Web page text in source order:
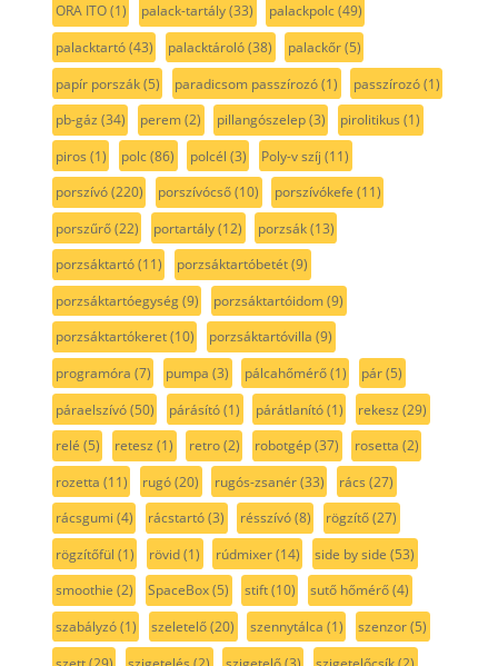
ORA ITO(1) palack-tartály(33) palackpolc(49)
palacktartó(43) palacktároló(38) palackőr(5)
papír porszák(5) paradicsom passzírozó(1) passzírozó(1)
pb-gáz (34) perem(2) pillangószelep(3) pirolitikus (1)
piros (1) polc(86) polcél (3) Poly-v szíj (11)
porszívó(220) porszívócső(10) porszívókefe (11)
porszűrő(22) portartály(12) porzsák(13)
porzsáktartó(11) porzsáktartóbetét(9)
porzsáktartóegység(9) porzsáktartóidom(9)
porzsáktartókeret(10) porzsáktartóvilla (9)
programóra (7) pumpa (3) pálcahőmérő(1) pár(5)
páraelszívó(50) párásító(1) párátlanító(1) rekesz (29)
relé (5) retesz (1) retro(2) robotgép(37) rosetta (2)
rozetta (11) rugó(20) rugós-zsanér(33) rács (27)
rácsgumi (4) rácstartó(3) résszívó(8) rögzítő(27)
rögzítőfül (1) rövid(1) rúdmixer(14) side by side (53)
smoothie (2) SpaceBox(5) stift(10) sutő hőmérő(4)
szabályzó(1) szeletelő(20) szennytálca (1) szenzor(5)